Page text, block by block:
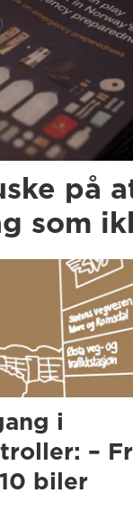
på
som
i
–
biler